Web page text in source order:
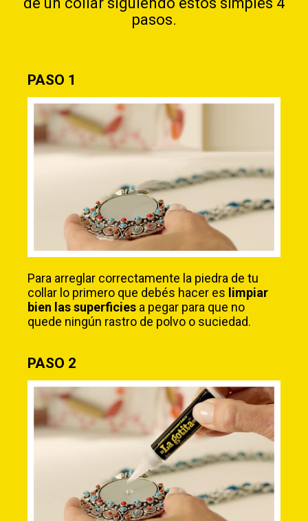
pasos.
PASO 1
Para arreglar correctamente la piedra de tu
collar lo primero que debés hacer es limpiar
bien las superficies a pegar para que no
quede ningún rastro de polvo o suciedad.
PASO 2